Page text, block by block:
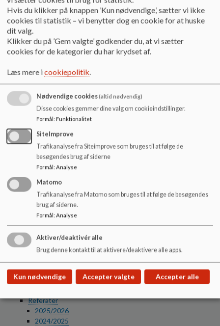
Undervisningsmiljøvurdering
Personale
Undervisning
Børnemiljø 0.-5. klasse
Legepatrulje
Ungemiljø 6. - 9. klasse
Valgfag
Skoledagen
Traditioner
Vejledere
Inklusionsvejledere
Læsevejledning
Matematikvejledning
Teknologivejledning
Uddannelsesvejledning
IT & teknologi
Internationalt samarbejde
FNs verdensmål
PBL Projekt baseret læring
Forældre og samarbejde
AULA
Forventninger
Ny på skolen
Skolebestyrelsen
Referater
2025/2026
2024/2025
Hvis du klikker på knappen ’Kun nødvendige,’ sætter vi ikke
cookies til statistik – vi benytter dog en cookie for at huske
dit valg.
Klikker du på ’Gem valgte’ godkender du, at vi sætter
cookies for de kategorier du har krydset af.
Læs mere icookiepolitik.
Nødvendige cookies(altid nødvendig)
Disse cookies gemmer dine valg om cookieindstillinger.
Formål: Funktionalitet
SiteImprove
Trafikanalyse fra Siteimprove som bruges til at følge de
besøgendes brug af siderne
Formål: Analyse
Matomo
Trafikanalyse fra Matomo som bruges til at følge de besøgendes
brug af siderne.
Formål: Analyse
Aktiver/deaktivér alle
Brug denne kontakt til at aktivere/deaktivere alle apps.
Kun nødvendige Accepter valgte Accepter alle